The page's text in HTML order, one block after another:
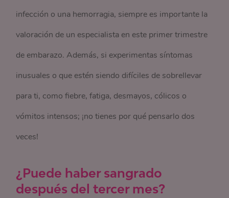
infección o una hemorragia, siempre es importante la
valoración de un especialista en este primer trimestre
de embarazo. Además, si experimentas síntomas
inusuales o que estén siendo difíciles de sobrellevar
para ti, como fiebre, fatiga, desmayos, cólicos o
vómitos intensos; ¡no tienes por qué pensarlo dos
veces!
¿Puede haber sangrado
después del tercer mes?